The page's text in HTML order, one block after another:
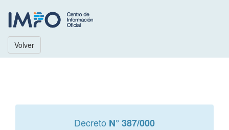
Volver
Decreto N° 387/000